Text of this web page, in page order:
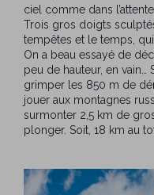
ciel comme dans
Trois gros doigts
tempêtes et le temps,
On a beau essayé de
peu de hauteur, en
grimper les 850 m de
jouer aux montagnes
surmonter 2,5 km de
plonger. Soit, 18 km au